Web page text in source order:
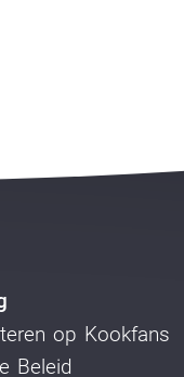
op Kookfans
Beleid